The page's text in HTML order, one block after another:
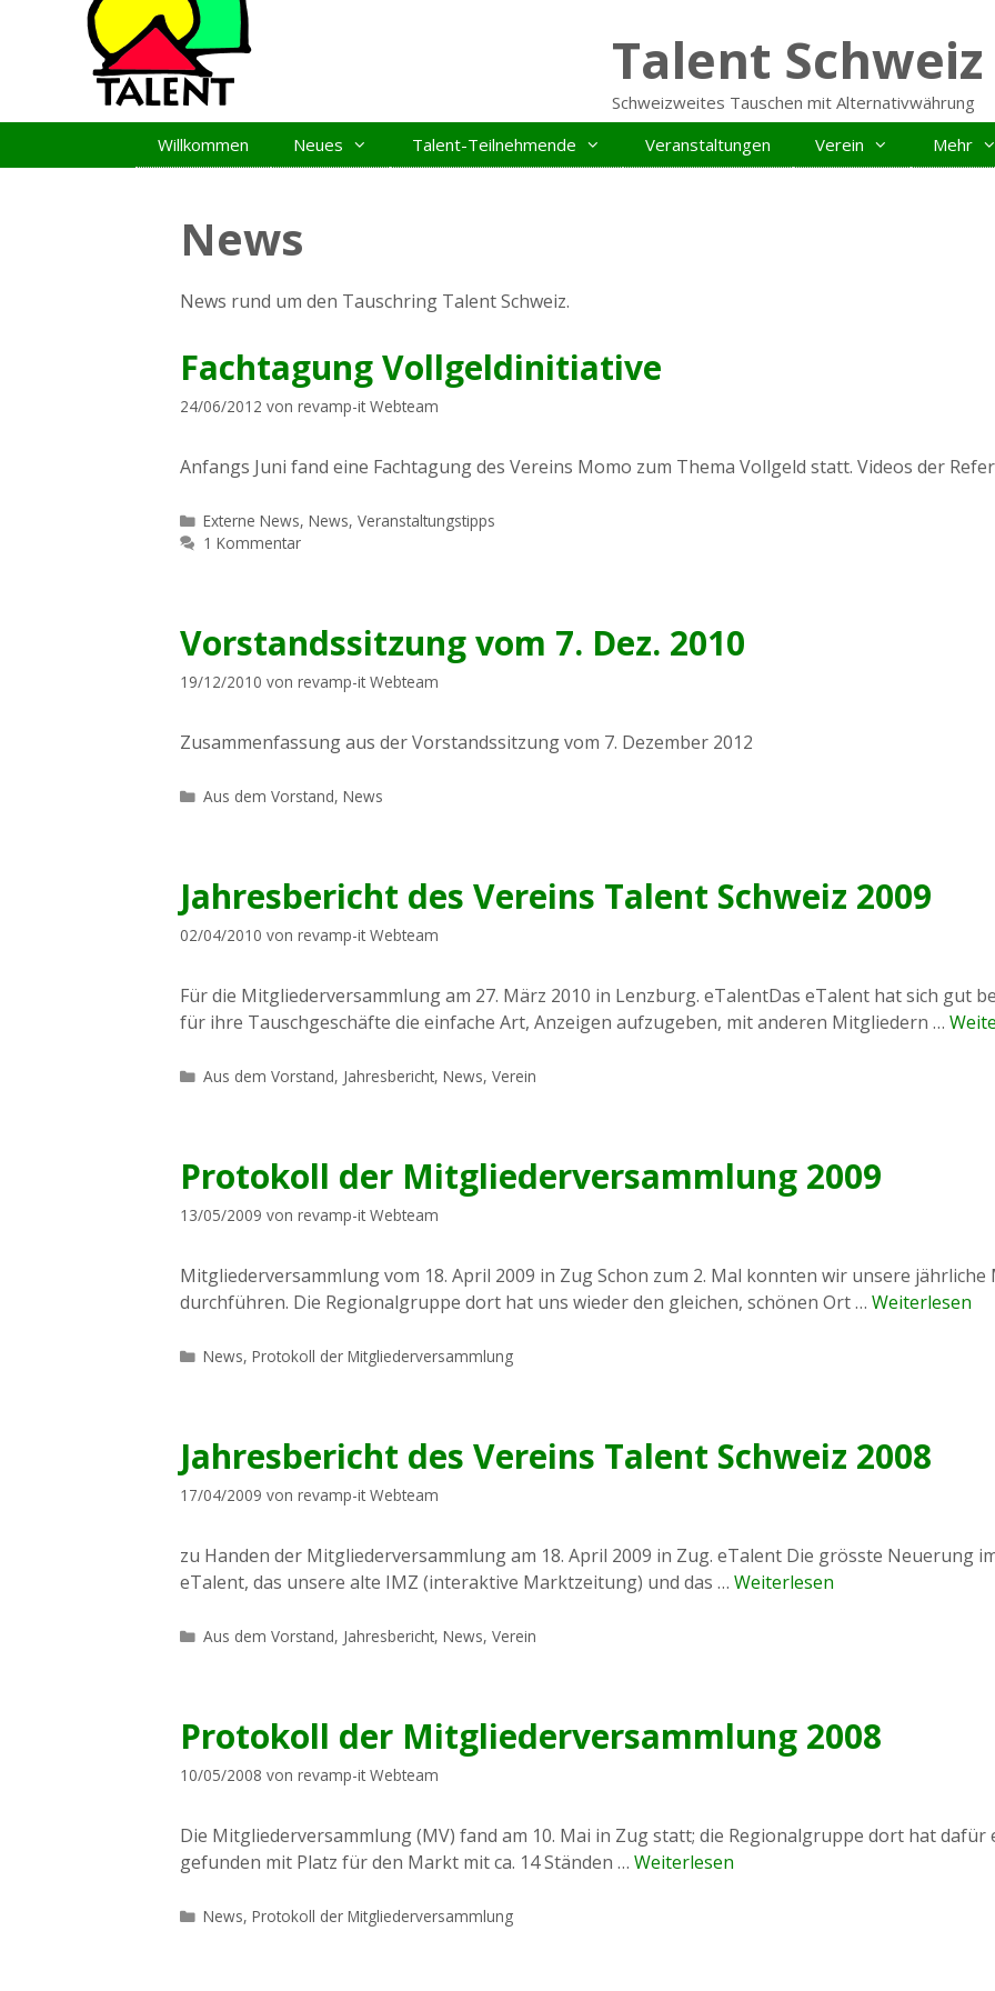
Talent Schweiz
Schweizweites Tauschen mit Alternativwährung
Willkommen
Neues Talent-Teilnehmende Veranstaltungen Verein Mehr
News
News rund um den Tauschring Talent Schweiz.
Fachtagung Vollgeldinitiative
24/06/2012 von revamp-it Webteam
Anfangs Juni fand eine Fachtagung des Vereins Momo zum Thema Vollgeld statt. Videos der
Kategorien
Externe News,News,Veranstaltungstipps
1 Kommentar
Vorstandssitzung vom 7. Dez. 2010
19/12/2010 von revamp-it Webteam
Zusammenfassung aus der Vorstandssitzung vom 7. Dezember 2012
Kategorien
Aus dem Vorstand,News
Jahresbericht des Vereins Talent Schweiz 2009
02/04/2010 von revamp-it Webteam
Für die Mitgliederversammlung am 27. März 2010 in Lenzburg. eTalentDas eTalent hat sich gut
für ihre Tauschgeschäfte die einfache Art, Anzeigen aufzugeben, mit anderen Mitgliedern …
Kategorien
Aus dem Vorstand, Jahresbericht,News,Verein
Protokoll der Mitgliederversammlung 2009
13/05/2009 von revamp-it Webteam
Mitgliederversammlung vom 18. April 2009 in Zug Schon zum 2. Mal konnten wir unsere
durchführen. Die Regionalgruppe dort hat uns wieder den gleichen, schönen Ort … Weiterlesen
Kategorien
News,Protokoll der Mitgliederversammlung
Jahresbericht des Vereins Talent Schweiz 2008
17/04/2009 von revamp-it Webteam
zu Handen der Mitgliederversammlung am 18. April 2009 in Zug. eTalent Die grösste Neuerung
eTalent, das unsere alte IMZ (interaktive Marktzeitung) und das … Weiterlesen
Kategorien
Aus dem Vorstand, Jahresbericht,News,Verein
Protokoll der Mitgliederversammlung 2008
10/05/2008 von revamp-it Webteam
Die Mitgliederversammlung (MV) fand am 10. Mai in Zug statt; die Regionalgruppe dort hat
gefunden mit Platz für den Markt mit ca. 14 Ständen … Weiterlesen
Kategorien
News,Protokoll der Mitgliederversammlung